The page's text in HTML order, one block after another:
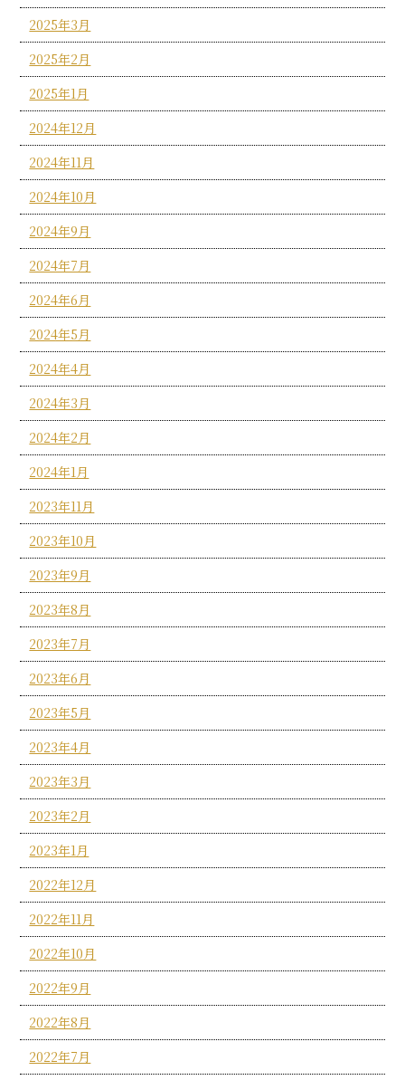
2025年3月
2025年2月
2025年1月
2024年12月
2024年11月
2024年10月
2024年9月
2024年7月
2024年6月
2024年5月
2024年4月
2024年3月
2024年2月
2024年1月
2023年11月
2023年10月
2023年9月
2023年8月
2023年7月
2023年6月
2023年5月
2023年4月
2023年3月
2023年2月
2023年1月
2022年12月
2022年11月
2022年10月
2022年9月
2022年8月
2022年7月